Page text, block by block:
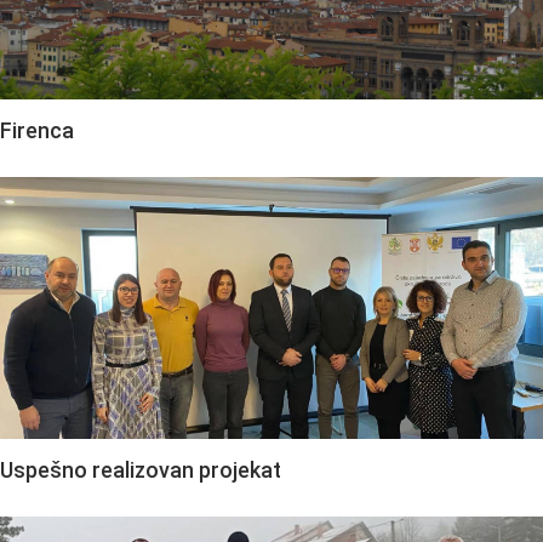
Firenca
Uspešno realizovan projekat